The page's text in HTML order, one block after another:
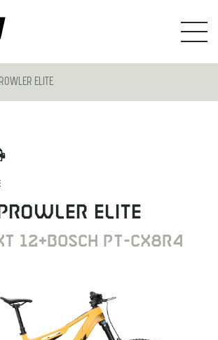
ELITE
ELITE
12+BOSCH PT-CX8R4